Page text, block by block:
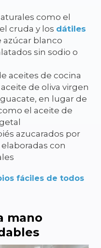
como el
cruda y los dátiles
azúcar blanco
sin sodio o
aceites de cocina
de oliva virgen
en lugar de
el aceite de
azucarados por
con
fáciles de todos
mano